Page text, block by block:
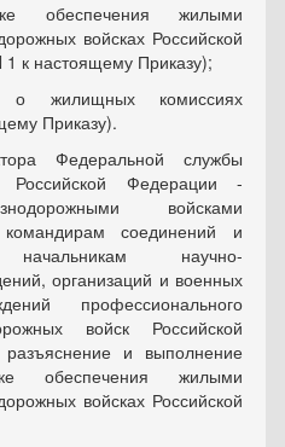
обеспечения жилыми
войсках Российской
к настоящему Приказу);
жилищных комиссиях
Приказу).
Федеральной службы
Российской Федерации -
войсками
соединений и
научно-
организаций и военных
профессионального
войск Российской
разъяснение и выполнение
обеспечения жилыми
войсках Российской